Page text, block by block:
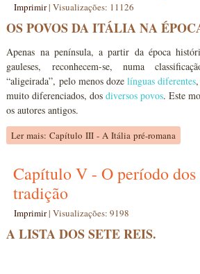
Imprimir|Visualizações: 11126
OS POVOS DA ITÁLIA NA
Apenas na península, a partir da época
gauleses, reconhecem-se, numa
“aligeirada”, pelo menos doze línguas diferentes
muito diferenciados, dosdiversos povos. Este
os autores antigos.
Ler mais: Capítulo III - A Itália pré-romana
Capítulo V - O período dos
tradição
Imprimir|Visualizações: 9198
A LISTA DOS SETE REIS.